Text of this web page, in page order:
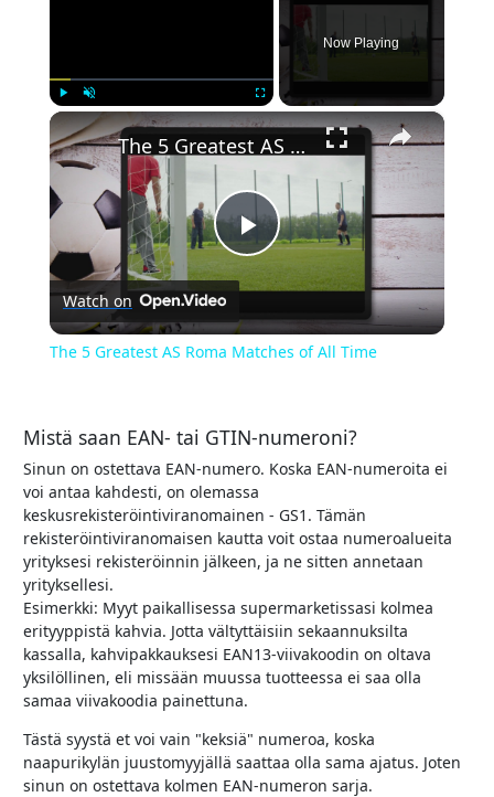
Now Playing
×
Play
Video
The 5 Greatest AS Roma Matches of All Time
Watch on
The 5 Greatest AS Roma Matches of All Time
Mistä saan EAN- tai GTIN-numeroni?
Sinun on ostettava EAN-numero. Koska EAN-numeroita ei
voi antaa kahdesti, on olemassa
keskusrekisteröintiviranomainen - GS1. Tämän
rekisteröintiviranomaisen kautta voit ostaa numeroalueita
yrityksesi rekisteröinnin jälkeen, ja ne sitten annetaan
yrityksellesi.
Esimerkki: Myyt paikallisessa supermarketissasi kolmea
erityyppistä kahvia. Jotta vältyttäisiin sekaannuksilta
kassalla, kahvipakkauksesi EAN13-viivakoodin on oltava
yksilöllinen, eli missään muussa tuotteessa ei saa olla
samaa viivakoodia painettuna.
Tästä syystä et voi vain "keksiä" numeroa, koska
naapurikylän juustomyyjällä saattaa olla sama ajatus. Joten
sinun on ostettava kolmen EAN-numeron sarja.